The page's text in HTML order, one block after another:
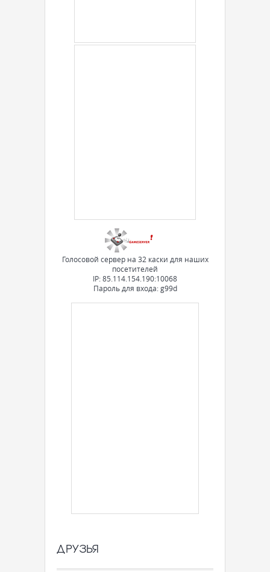
Голосовой сервер на 32 каски для наших
посетителей
IP: 85.114.154.190:10068
Пароль для входа: g99d
ДРУЗЬЯ